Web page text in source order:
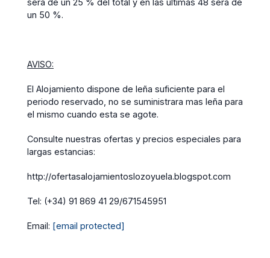
será de un 25 % del total y en las últimas 48 será de
un 50 %.
AVISO:
El Alojamiento dispone de leña suficiente para el
periodo reservado, no se suministrara mas leña para
el mismo cuando esta se agote.
Consulte nuestras ofertas y precios especiales para
largas estancias:
http://ofertasalojamientoslozoyuela.blogspot.com
Tel: (+34) 91 869 41 29/671545951
Email: [email protected]